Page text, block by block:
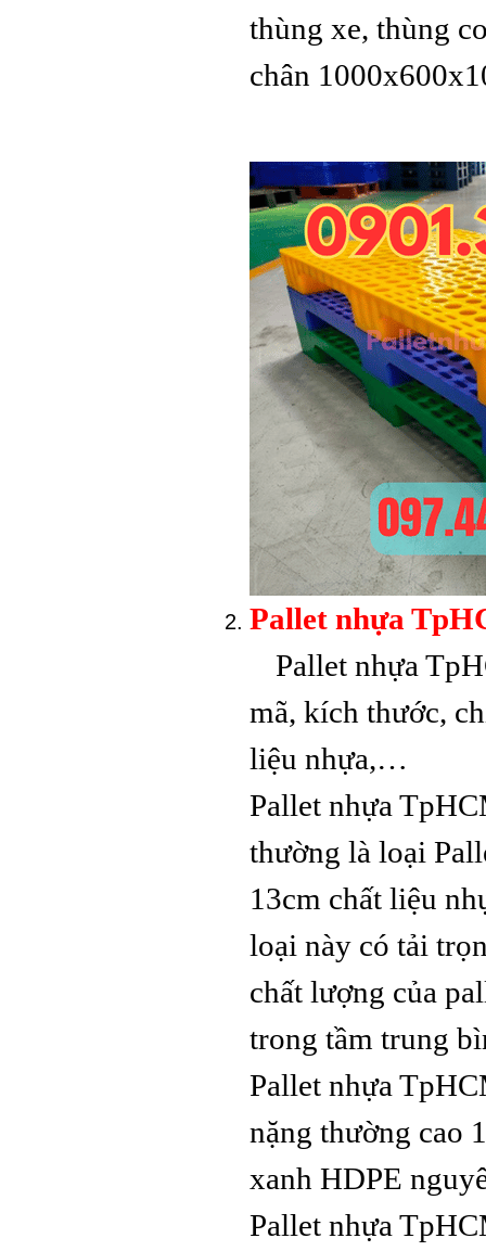
thùng xe, thùng
chân
Pallet nhựa
Pallet nhựa
mã, kích thước,
liệu nhựa,…
Pallet nhựa
thường là loại
13cm chất liệu
loại này có tải
chất lượng của
trong tầm trung
Pallet nhựa
nặng thường cao
xanh HDPE
Pallet nhựa